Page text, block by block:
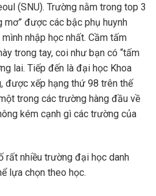
(SNU). Trường nằm trong top 3
được các bậc phụ huynh
nhập học nhất. Cầm tấm
trong tay, coi như bạn có “tấm
lai. Tiếp đến là đại học Khoa
được xếp hạng thứ 98 trên thế
trong các trường hàng đầu về
kém cạnh gì các trường của
rất nhiều trường đại học danh
lựa chọn theo học.